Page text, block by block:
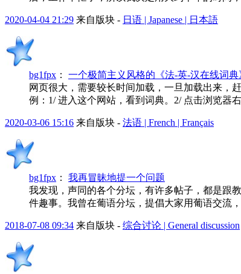
2020-04-04 21:29 来自版块 - 日语 | Japanese | 日本語
bg1fpx ： 一个极简主义风格的《法-英-汉在线词典
网页很大，需要较长时间加载，一旦加载出来，
例：1/ 进入这个网站，看到词典。2/ 点击浏览器
2020-03-06 15:16 来自版块 - 法语 | French | Français
bg1fpx ： 我再冒昧地提一个问题
我发现，声同的各个分坛，有许多帖子，都是跟
件趣事。我曾在葡语分坛，提倡大家用葡语交流
2018-07-08 09:34 来自版块 - 综合讨论 | General discussion